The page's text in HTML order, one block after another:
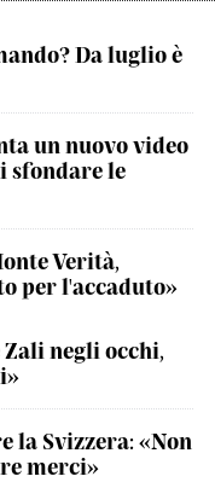
Da luglio è
un nuovo video
sfondare le
Verità,
per l'accaduto»
negli occhi,
la Svizzera: «Non
merci»